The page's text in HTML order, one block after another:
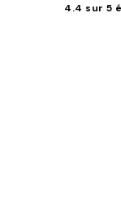
4.4 sur 5